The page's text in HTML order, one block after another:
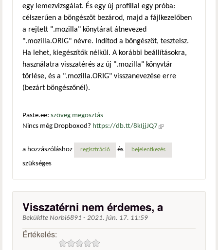
egy lemezvizsgálat. És egy új profillal egy próba:
célszerűen a böngészöt bezárod, majd a fájlkezelőben
a rejtett ".mozilla" könytárat átnevezed
".mozilla.ORIG" névre. Indítod a böngészöt, tesztelsz.
Ha lehet, kiegészítők nélkül. A korábbi beállításokra,
használatra visszatérés az új ".mozilla" könyvtár
törlése, és a ".mozilla.ORIG" visszanevezése erre
(bezárt böngészőnél).
Paste.ee: szöveg megosztás
Nincs még Dropboxod? https://db.tt/8kIjjJQ7 (külső
a hozzászóláshoz
regisztráció és bejelentkezés
szükséges
Visszatérni nem érdemes, a
Beküldte Norbi6891 - 2021. jún. 17. 11:59
Értékelés: